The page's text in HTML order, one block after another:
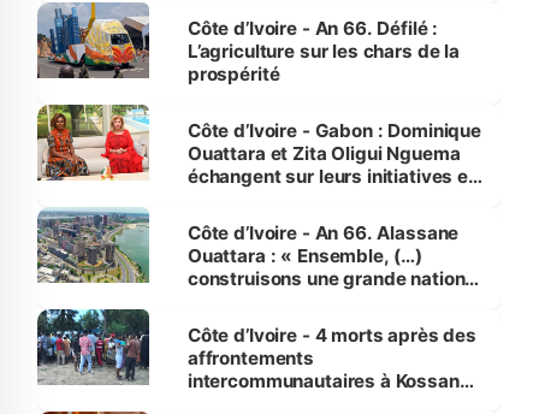
Côte d’Ivoire - An 66. Défilé :
L’agriculture sur les chars de la
prospérité
Côte d’Ivoire - Gabon : Dominique
Ouattara et Zita Oligui Nguema
échangent sur leurs initiatives en
enfants
Côte d’Ivoire - An 66. Alassane
Ouattara : « Ensemble, (…)
construisons une grande nation
générations futures »
Côte d’Ivoire - 4 morts après des
affrontements
intercommunautaires à Kossandji